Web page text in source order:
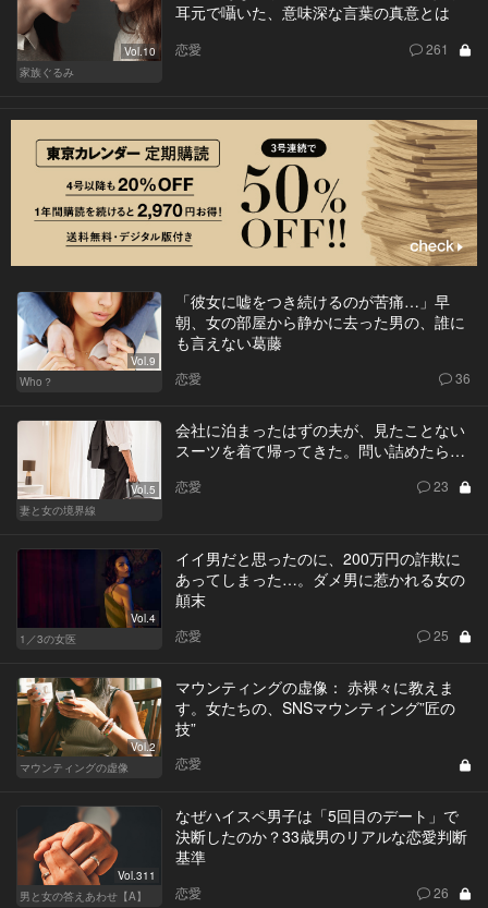
Vol.10
家族ぐるみ
耳元で囁いた、意味深な言葉の真意とは
恋愛 261
Vol.9
Who？
「彼女に嘘をつき続けるのが苦痛…」早
朝、女の部屋から静かに去った男の、誰に
も言えない葛藤
恋愛 36
Vol.5
妻と女の境界線
会社に泊まったはずの夫が、見たことない
スーツを着て帰ってきた。問い詰めたら…
恋愛 23
Vol.4
1／3の女医
イイ男だと思ったのに、200万円の詐欺に
あってしまった…。ダメ男に惹かれる女の
顛末
恋愛 25
Vol.2
マウンティングの虚像
マウンティングの虚像： 赤裸々に教えま
す。女たちの、SNSマウンティング”匠の
技”
恋愛
Vol.311
男と女の答えあわせ【A】
なぜハイスペ男子は「5回目のデート」で
決断したのか？33歳男のリアルな恋愛判断
基準
恋愛 26